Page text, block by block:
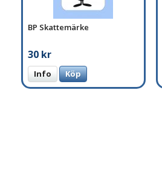
BP Skattemärke
30 kr
Info Köp